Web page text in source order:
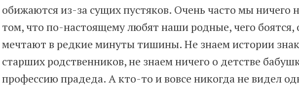
обижаются из-за сущих пустяков. Очень часто мы ничего
том, что по-настоящему любят наши родные, чего боятся,
мечтают в редкие минуты тишины. Не знаем истории
старших родственников, не знаем ничего о детстве
профессию прадеда. А кто-то и вовсе никогда не видел